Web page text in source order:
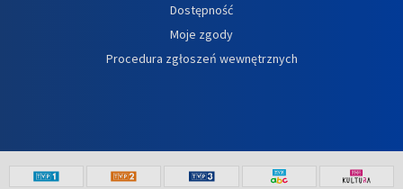
Dostępność
Moje zgody
Procedura zgłoszeń wewnętrznych